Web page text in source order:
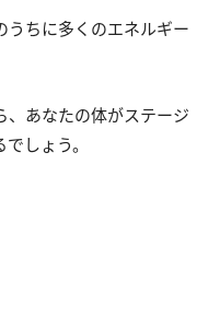
うちに多くのエネルギー
、あなたの体がステージ
しょう。